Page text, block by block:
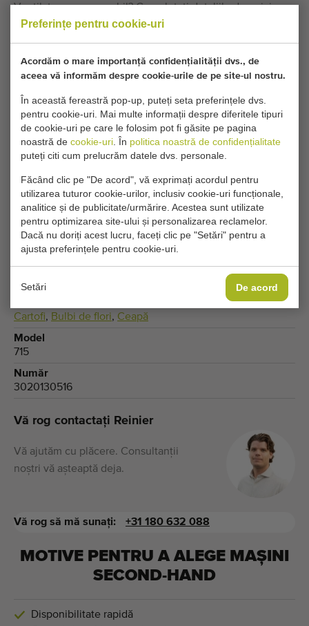
Preferințe pentru cookie-uri
Acordăm o mare importanță confidențialității dvs., de
aceea vă informăm despre cookie-urile de pe site-ul nostru.
În această fereastră pop-up, puteți seta preferințele dvs.
pentru cookie-uri. Mai multe informații despre diferitele tipuri
de cookie-uri pe care le folosim pot fi găsite pe pagina
noastră de cookie-uri . În politica noastră de confidențialitate
puteți citi cum prelucrăm datele dvs. personale.
Făcând clic pe "De acord", vă exprimați acordul pentru
utilizarea tuturor cookie-urilor, inclusiv cookie-uri funcționale,
analitice și de publicitate/urmărire. Acestea sunt utilizate
pentru optimizarea site-ului și personalizarea reclamelor.
Dacă nu doriți acest lucru, faceți clic pe "Setări" pentru a
ajusta preferințele pentru cookie-uri.
Setări De acord
Ventilatoare comparabil? Completați detaliile dvs. aici.
parte. Ajustați setările de cookie pentru a accesa
MODIFICĂ SETĂRILE COOKIE-URILOR
Tip
Ventilatoare
Marcă
Tolsma
Grupă produse
Maşini de procesat
Cartofi, Bulbi de flori, Ceapă
Model
715
Număr
3020130516
Vă rog contactați Reinier
Vă ajutăm cu plăcere. Consultanții
noștri vă așteaptă deja.
Vă rog să mă sunați: +31 180 632 088
MOTIVE PENTRU A ALEGE MAȘINI
SECOND-HAND
Disponibilitate rapidă